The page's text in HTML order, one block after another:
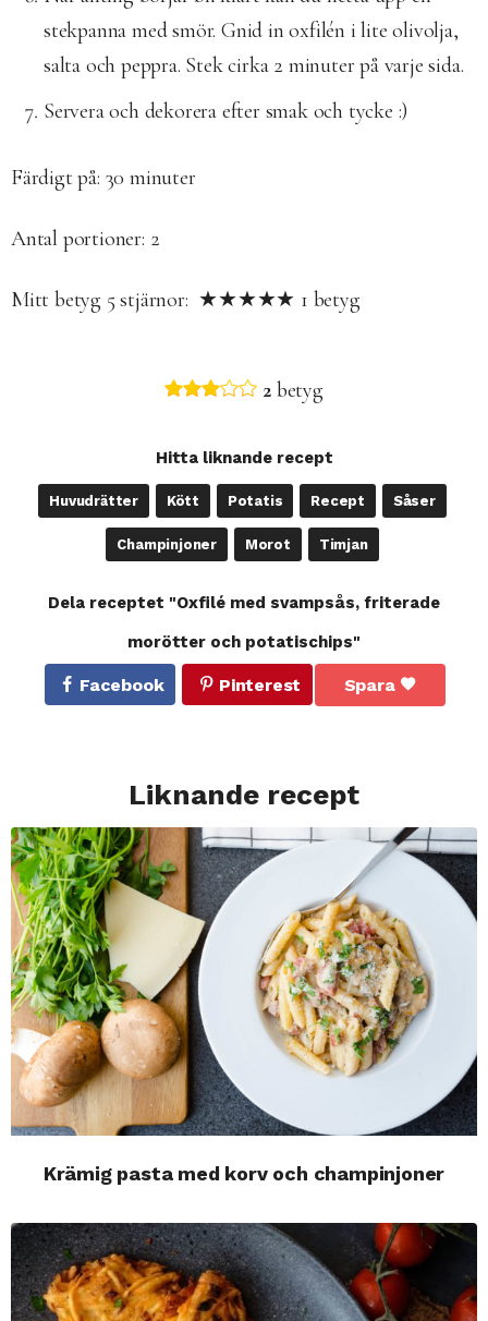
stekpanna med smör. Gnid in oxfilén i lite olivolja,
salta och peppra. Stek cirka 2 minuter på varje sida.
Servera och dekorera efter smak och tycke :)
Färdigt på: 30 minuter
Antal portioner: 2
Mitt betyg 5stjärnor: ★★★★★ 1 betyg
2betyg
Hitta liknande recept
Huvudrätter Kött Potatis Recept Såser
Champinjoner Morot Timjan
Dela receptet "Oxfilé med svampsås, friterade
morötter och potatischips"
Facebook Pinterest Spara
Liknande recept
Krämig pasta med korv och champinjoner